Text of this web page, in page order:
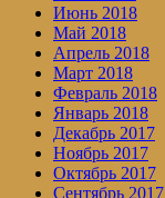
Июнь 2018
Май 2018
Апрель 2018
Март 2018
Февраль 2018
Январь 2018
Декабрь 2017
Ноябрь 2017
Октябрь 2017
Сентябрь 2017